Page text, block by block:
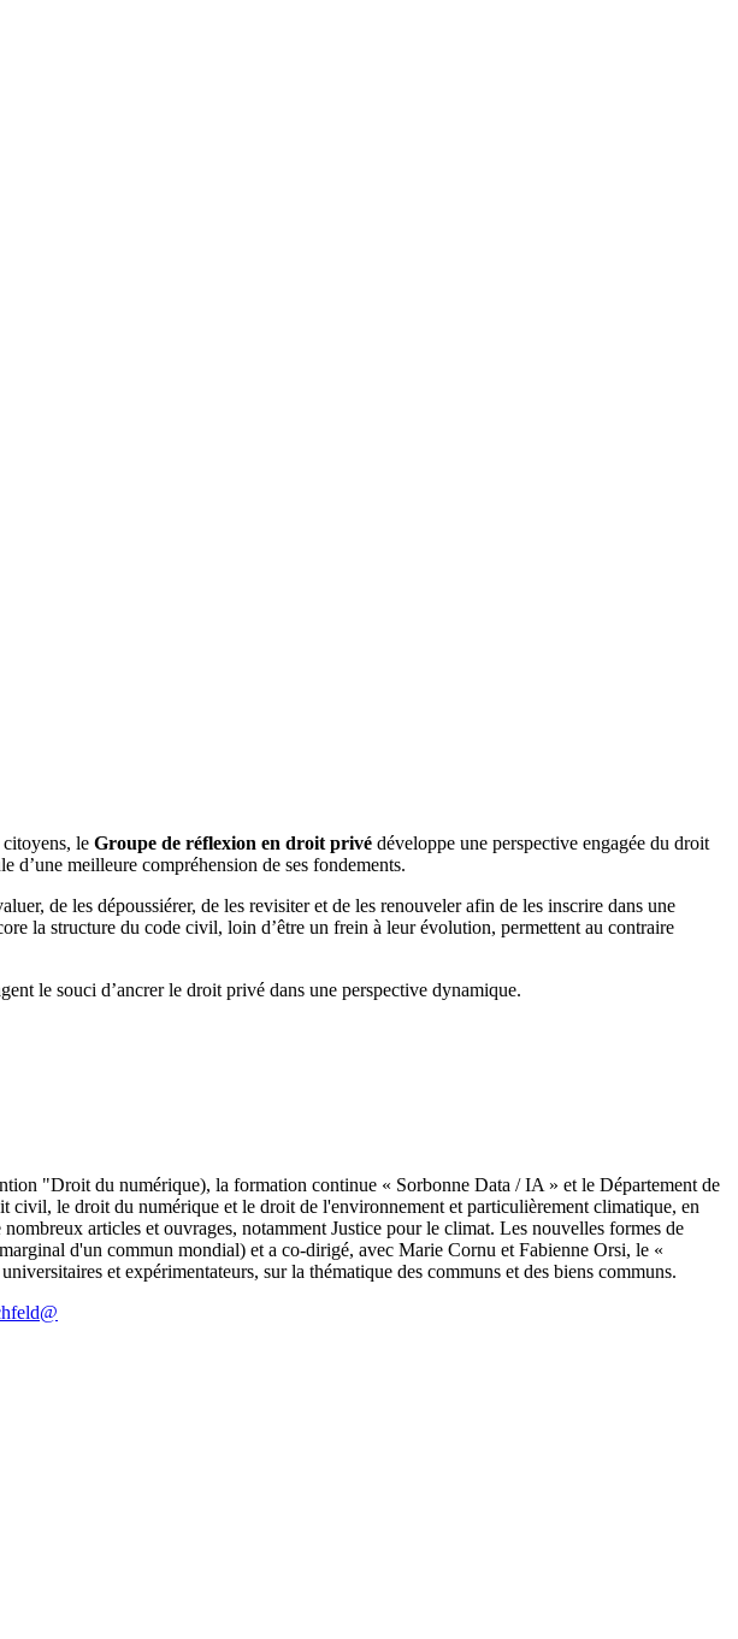
le Groupe de réflexion en droit privé développe une perspective engagée du droit
meilleure compréhension de ses fondements.
de les dépoussiérer, de les revisiter et de les renouveler afin de les inscrire dans une
la structure du code civil, loin d’être un frein à leur évolution, permettent au contraire
le souci d’ancrer le droit privé dans une perspective dynamique.
"Droit du numérique), la formation continue « Sorbonne Data / IA » et le Département de
le droit du numérique et le droit de l'environnement et particulièrement climatique, en
articles et ouvrages, notamment Justice pour le climat. Les nouvelles formes de
d'un commun mondial) et a co-dirigé, avec Marie Cornu et Fabienne Orsi, le «
et expérimentateurs, sur la thématique des communs et des biens communs.